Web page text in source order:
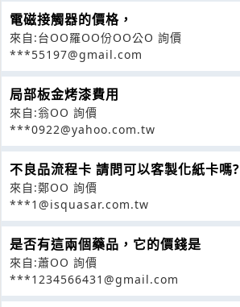
電磁接觸器的價格，
來自:台OO羅OO份OO公O 詢價
***55197@gmail.com
局部板金烤漆費用
來自:翁OO 詢價
***0922@yahoo.com.tw
不良品流程卡 請問可以客製化紙卡嗎?
來自:鄭OO 詢價
***1@isquasar.com.tw
是否有這兩個藥品，它的價錢是
來自:蕭OO 詢價
***1234566431@gmail.com